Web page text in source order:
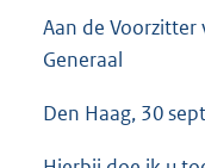
Aan de Voorzitter
Generaal
Den Haag, 30